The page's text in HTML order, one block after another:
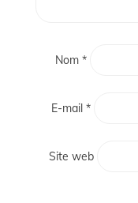
Nom*
E-mail*
Site web